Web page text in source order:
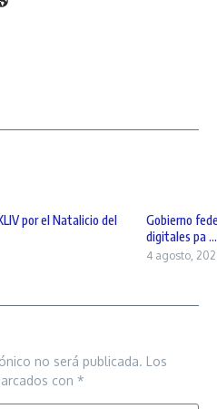
por el Natalicio del
Gobierno
digitales pa ...
4 agosto,
no será publicada. Los
con *